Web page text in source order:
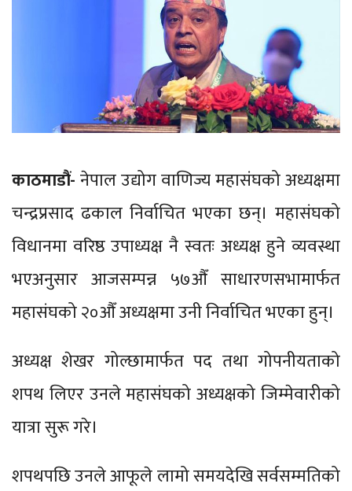
काठमाडौं-नेपाल उद्योग वाणिज्य महासंघको अध्यक्षमा
चन्द्रप्रसाद ढकाल निर्वाचित भएका छन्। महासंघको
विधानमा वरिष्ठ उपाध्यक्ष नै स्वतः अध्यक्ष हुने व्यवस्था
भएअनुसार आजसम्पन्न ५७औँ साधारणसभामार्फत
महासंघको २०औँ अध्यक्षमा उनी निर्वाचित भएका हुन्।
अध्यक्ष शेखर गोल्छामार्फत पद तथा गोपनीयताको
शपथ लिएर उनले महासंघको अध्यक्षको जिम्मेवारीको
यात्रा सुरू गरे।
शपथपछि उनले आफूले लामो समयदेखि सर्वसम्मतिको